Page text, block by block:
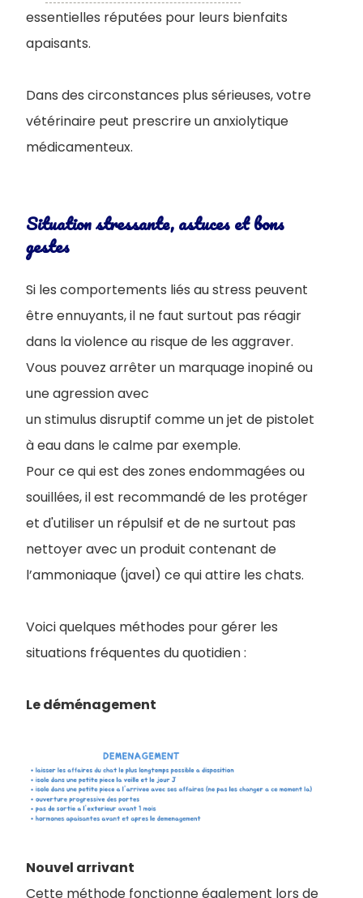
essentielles réputées pour leurs bienfaits
apaisants.
Dans des circonstances plus sérieuses, votre
vétérinaire peut prescrire un anxiolytique
médicamenteux.
Situation stressante, astuces et bons
gestes
Si les comportements liés au stress peuvent
être ennuyants, il ne faut surtout pas réagir
dans la violence au risque de les aggraver.
Vous pouvez arrêter un marquage inopiné ou
une agression avec
un stimulus disruptif comme un jet de pistolet
à eau dans le calme par exemple.
Pour ce qui est des zones endommagées ou
souillées, il est recommandé de les protéger
et d'utiliser un répulsif et de ne surtout pas
nettoyer avec un produit contenant de
l’ammoniaque (javel) ce qui attire les chats.
Voici quelques méthodes pour gérer les
situations fréquentes du quotidien :
Le déménagement
Nouvel arrivant
Cette méthode fonctionne également lors de